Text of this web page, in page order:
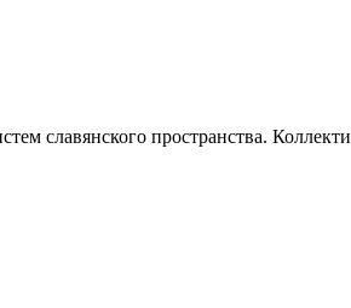
славянского пространства.